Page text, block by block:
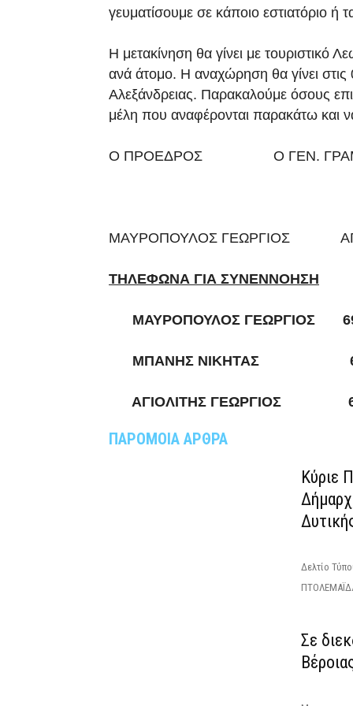
γευματίσουμε σε κάποιο εστιατόριο ή
Η μετακίνηση θα γίνει με τουριστικό
ανά άτομο. Η αναχώρηση θα γίνει
Αλεξάνδρειας. Παρακαλούμε όσους
μέλη που αναφέρονται παρακάτω και
Ο ΠΡΟΕΔΡΟΣ Ο ΓΕΝ.
ΜΑΥΡΟΠΟΥΛΟΣ ΓΕΩΡΓΙΟΣ
ΤΗΛΕΦΩΝΑ ΓΙΑ ΣΥΝΕΝΝΟΗΣΗ
ΜΑΥΡΟΠΟΥΛΟΣ ΓΕΩΡΓΙΟΣ
ΜΠΑΝΗΣ ΝΙΚΗΤΑΣ
ΑΓΙΟΛΙΤΗΣ ΓΕΩΡΓΙΟΣ
ΠΑΡΟΜΟΙΑ ΑΡΘΡΑ
Κύριε
Δελτίο
Σε